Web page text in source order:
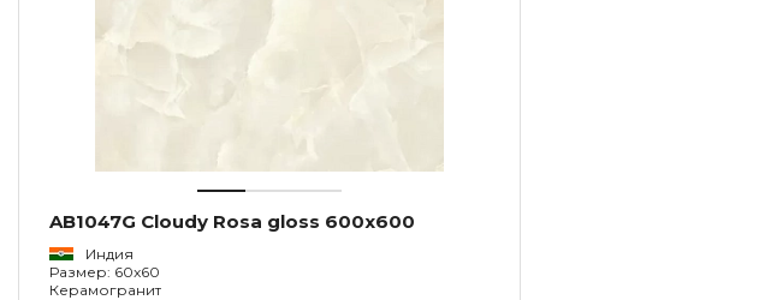
AB1047G Cloudy Rosa gloss 600x600
Индия
Размер: 60x60
Керамогранит